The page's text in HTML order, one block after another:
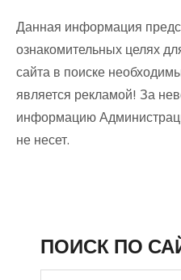
Данная информация
ознакомительных целях
сайта в поиске
является рекламой! За
информацию
не несет.
ПОИСК ПО